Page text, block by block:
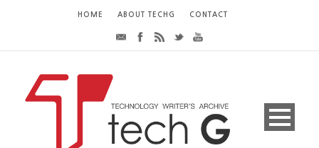
HOME ABOUT TECHG CONTACT